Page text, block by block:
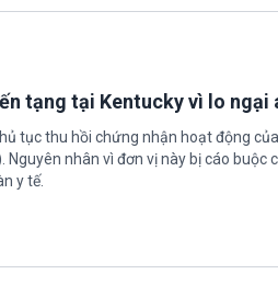
tạng tại Kentucky vì lo ngại
tục thu hồi chứng nhận hoạt động
nhân vì đơn vị này bị cáo buộc
y tế.